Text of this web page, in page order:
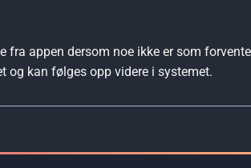
fra appen dersom noe ikke er som
og kan følges opp videre i systemet.